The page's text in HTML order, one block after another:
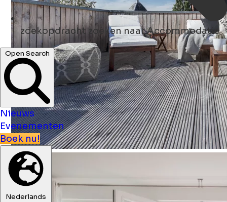
zoekopdrachtzoeken naar Accommodatie
Open Search
Nieuws
Evenementen
Boek nu!
Nederlands